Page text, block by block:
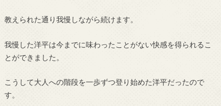
教えられた通り我慢しながら続けます。
我慢した洋平は今までに味わったことがない快感を得られるこ
とができました。
こうして大人への階段を一歩ずつ登り始めた洋平だったので
す。